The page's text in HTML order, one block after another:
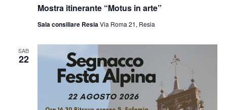
Mostra itinerante “Motus in arte”
Sala consiliare ResiaVia Roma 21, Resia
SAB
22